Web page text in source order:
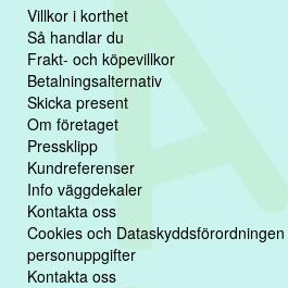
Villkor i korthet
Så handlar du
Frakt- och köpevillkor
Betalningsalternativ
Skicka present
Om företaget
Pressklipp
Kundreferenser
Info väggdekaler
Kontakta oss
Cookies och
personuppgifter
Kontakta oss